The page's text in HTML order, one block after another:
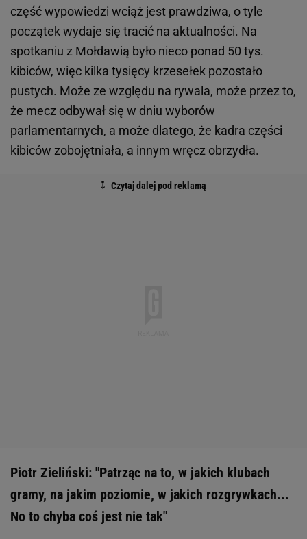
część wypowiedzi wciąż jest prawdziwa, o tyle
początek wydaje się tracić na aktualności. Na
spotkaniu z Mołdawią było nieco ponad 50 tys.
kibiców, więc kilka tysięcy krzesełek pozostało
pustych. Może ze względu na rywala, może przez to,
że mecz odbywał się w dniu wyborów
parlamentarnych, a może dlatego, że kadra części
kibiców zobojętniała, a innym wręcz obrzydła.
Piotr Zieliński: "Patrząc na to, w jakich klubach
gramy, na jakim poziomie, w jakich rozgrywkach...
No to chyba coś jest nie tak"